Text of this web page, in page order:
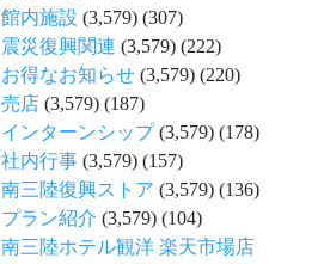
館内施設 (3,579) (307)
震災復興関連 (3,579) (222)
お得なお知らせ (3,579) (220)
売店 (3,579) (187)
インターンシップ(3,579) (178)
社内行事 (3,579) (157)
南三陸復興ストア (3,579) (136)
プラン紹介 (3,579) (104)
南三陸ホテル観洋 楽天市場店